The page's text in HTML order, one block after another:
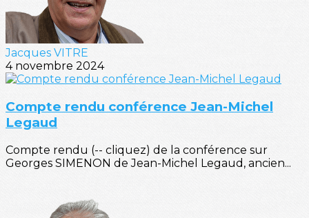
Jacques VITRE
4 novembre 2024
Compte rendu conférence Jean-Michel
Legaud
Compte rendu (-- cliquez) de la conférence sur
Georges SIMENON de Jean-Michel Legaud, ancien...